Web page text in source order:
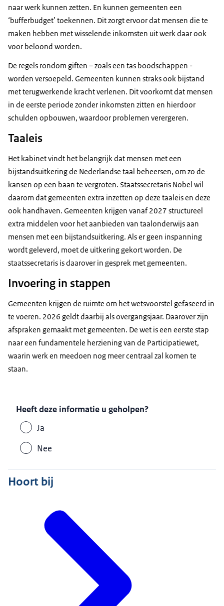
naar werk kunnen zetten. En kunnen gemeenten een
‘bufferbudget’ toekennen. Dit zorgt ervoor dat mensen die te
maken hebben met wisselende inkomsten uit werk daar ook
voor beloond worden.
De regels rondom giften – zoals een tas boodschappen -
worden versoepeld. Gemeenten kunnen straks ook bijstand
met terugwerkende kracht verlenen. Dit voorkomt dat mensen
in de eerste periode zonder inkomsten zitten en hierdoor
schulden opbouwen, waardoor problemen verergeren.
Taaleis
Het kabinet vindt het belangrijk dat mensen met een
bijstandsuitkering de Nederlandse taal beheersen, om zo de
kansen op een baan te vergroten. Staatssecretaris Nobel wil
daarom dat gemeenten extra inzetten op deze taaleis en deze
ook handhaven. Gemeenten krijgen vanaf 2027 structureel
extra middelen voor het aanbieden van taalonderwijs aan
mensen met een bijstandsuitkering. Als er geen inspanning
wordt geleverd, moet de uitkering gekort worden. De
staatssecretaris is daarover in gesprek met gemeenten.
Invoering in stappen
Gemeenten krijgen de ruimte om het wetsvoorstel gefaseerd in
te voeren. 2026 geldt daarbij als overgangsjaar. Daarover zijn
afspraken gemaakt met gemeenten. De wet is een eerste stap
naar een fundamentele herziening van de Participatiewet,
waarin werk en meedoen nog meer centraal zal komen te
staan.
Heeft deze informatie u geholpen?
Ja
Nee
Hoort bij